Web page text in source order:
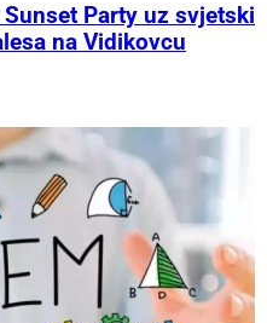
Party uz svjetski
na Vidikovcu